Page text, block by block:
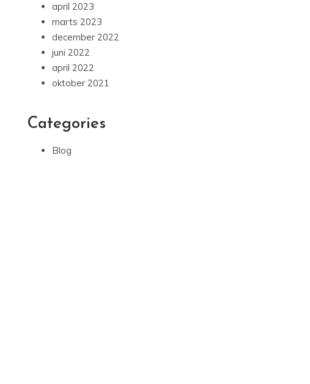
april 2023
marts 2023
december 2022
juni 2022
april 2022
oktober 2021
Categories
Blog